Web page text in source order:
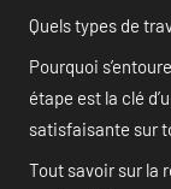
Quels types de
Pourquoi
étape est la clé
satisfaisante sur
Tout savoir sur la